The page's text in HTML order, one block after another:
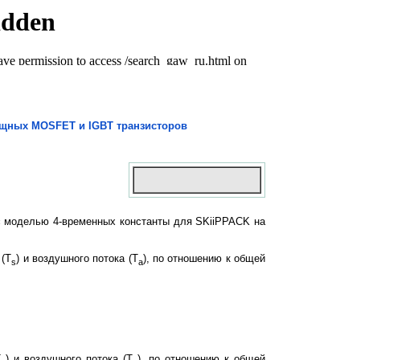
MOSFET и IGBT транзисторов
моделью 4-временных константы для SKiiPPACK на
s) и воздушного потока (Ta), по отношению к общей